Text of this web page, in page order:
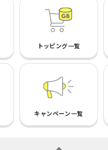
トッピング一覧
キャンペーン一覧